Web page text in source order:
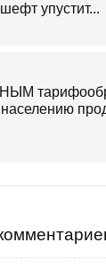
упустит...
населению